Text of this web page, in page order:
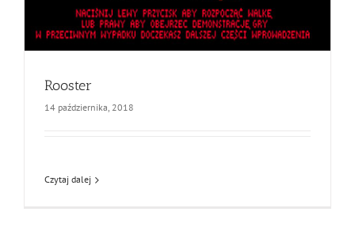
Rooster
14 października, 2018
Czytaj dalej